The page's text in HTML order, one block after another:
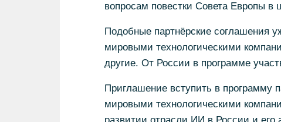
вопросам повестки Совета Европы в
Подобные партнёрские соглашения
мировыми технологическими
другие. От России в программе
Приглашение вступить в программу
мировыми технологическими